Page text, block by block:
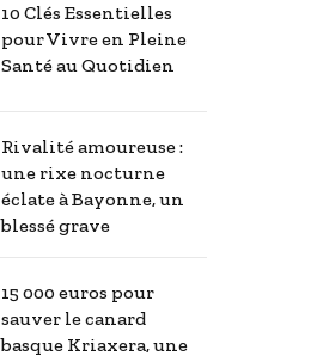
10 Clés Essentielles
pour Vivre en Pleine
Santé au Quotidien
Rivalité amoureuse :
une rixe nocturne
éclate à Bayonne, un
blessé grave
15 000 euros pour
sauver le canard
basque Kriaxera, une